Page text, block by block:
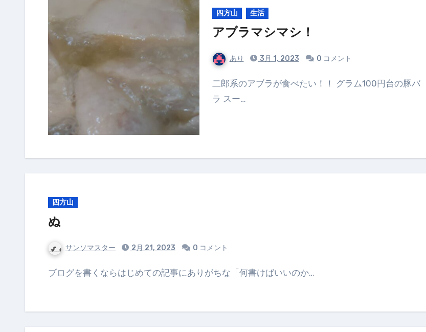
四方山 生活
アブラマシマシ！
あり 3月 1, 2023 0 コメント
二郎系のアブラが食べたい！！ グラム100円台の豚バ
ラ スー…
四方山
ぬ
サンソマスター 2月 21, 2023 0 コメント
ブログを書くならはじめての記事にありがちな「何書けばいいのか…